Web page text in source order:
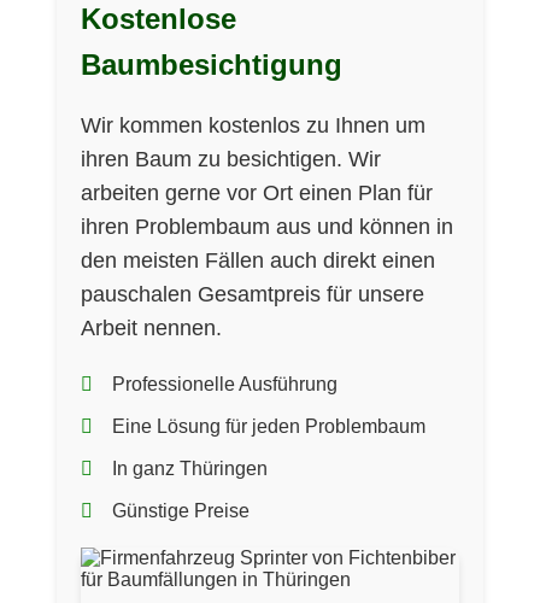
Kostenlose
Baumbesichtigung
Wir kommen kostenlos zu Ihnen um
ihren Baum zu besichtigen. Wir
arbeiten gerne vor Ort einen Plan für
ihren Problembaum aus und können in
den meisten Fällen auch direkt einen
pauschalen Gesamtpreis für unsere
Arbeit nennen.
Professionelle Ausführung
Eine Lösung für jeden Problembaum
In ganz Thüringen
Günstige Preise